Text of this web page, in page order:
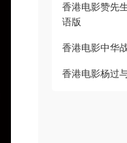
香港电影赞先
语版
香港电影中华
香港电影杨过